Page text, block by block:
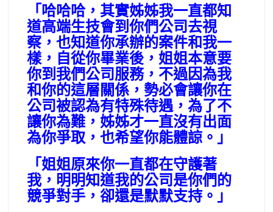
「哈哈哈，其實姊姊我一直都知
道高端生技會到你們公司去視
察，也知道你承辦的案件和我一
樣，自從你畢業後，姐姐本意要
你到我們公司服務，不過因為我
和你的這層關係，勢必會讓你在
公司被認為有特殊待遇，為了不
讓你為難，姊姊才一直沒有出面
為你爭取，也希望你能體諒。」
「姐姐原來你一直都在守護著
我，明明知道我的公司是你們的
競爭對手，卻還是默默支持。」